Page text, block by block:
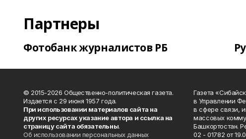
Партнеры
Фотобанк журналистов РБ
© 2015-2026 Общественно-политическая газета.
Издается с 29 июня 1957 года.
При использовании материалов сайта на
других ресурсах указание автора и ссылка на
страницу сайта обязательны.
Об использовании персональных данных
Газета
в Управлении
в сфере связи,
массовых
Башкортостан.
02 - 01782 от